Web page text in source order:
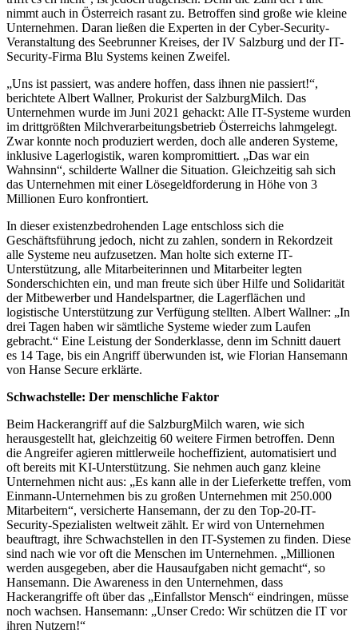
nimmt auch in Österreich rasant zu. Betroffen sind große wie kleine
Unternehmen. Daran ließen die Experten in der Cyber-Security-
Veranstaltung des Seebrunner Kreises, der IV Salzburg und der IT-
Security-Firma Blu Systems keinen Zweifel.
„Uns ist passiert, was andere hoffen, dass ihnen nie passiert!“,
berichtete Albert Wallner, Prokurist der SalzburgMilch. Das
Unternehmen wurde im Juni 2021 gehackt: Alle IT-Systeme wurden
im drittgrößten Milchverarbeitungsbetrieb Österreichs lahmgelegt.
Zwar konnte noch produziert werden, doch alle anderen Systeme,
inklusive Lagerlogistik, waren kompromittiert. „Das war ein
Wahnsinn“, schilderte Wallner die Situation. Gleichzeitig sah sich
das Unternehmen mit einer Lösegeldforderung in Höhe von 3
Millionen Euro konfrontiert.
In dieser existenzbedrohenden Lage entschloss sich die
Geschäftsführung jedoch, nicht zu zahlen, sondern in Rekordzeit
alle Systeme neu aufzusetzen. Man holte sich externe IT-
Unterstützung, alle Mitarbeiterinnen und Mitarbeiter legten
Sonderschichten ein, und man freute sich über Hilfe und Solidarität
der Mitbewerber und Handelspartner, die Lagerflächen und
logistische Unterstützung zur Verfügung stellten. Albert Wallner: „In
drei Tagen haben wir sämtliche Systeme wieder zum Laufen
gebracht.“ Eine Leistung der Sonderklasse, denn im Schnitt dauert
es 14 Tage, bis ein Angriff überwunden ist, wie Florian Hansemann
von Hanse Secure erklärte.
Schwachstelle: Der menschliche Faktor
Beim Hackerangriff auf die SalzburgMilch waren, wie sich
herausgestellt hat, gleichzeitig 60 weitere Firmen betroffen. Denn
die Angreifer agieren mittlerweile hocheffizient, automatisiert und
oft bereits mit KI-Unterstützung. Sie nehmen auch ganz kleine
Unternehmen nicht aus: „Es kann alle in der Lieferkette treffen, vom
Einmann-Unternehmen bis zu großen Unternehmen mit 250.000
Mitarbeitern“, versicherte Hansemann, der zu den Top-20-IT-
Security-Spezialisten weltweit zählt. Er wird von Unternehmen
beauftragt, ihre Schwachstellen in den IT-Systemen zu finden. Diese
sind nach wie vor oft die Menschen im Unternehmen. „Millionen
werden ausgegeben, aber die Hausaufgaben nicht gemacht“, so
Hansemann. Die Awareness in den Unternehmen, dass
Hackerangriffe oft über das „Einfallstor Mensch“ eindringen, müsse
noch wachsen. Hansemann: „Unser Credo: Wir schützen die IT vor
ihren Nutzern!“